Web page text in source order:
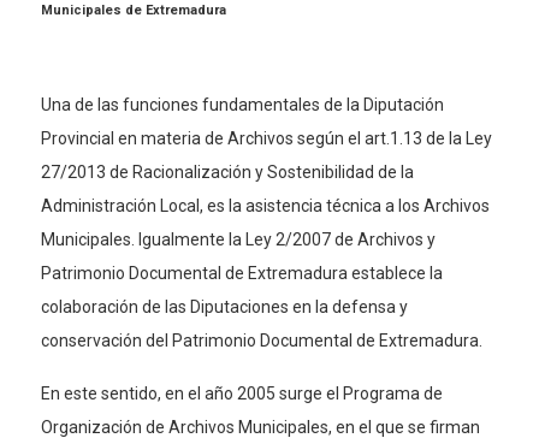
Municipales de Extremadura
Una de las funciones fundamentales de la Diputación
Provincial en materia de Archivos según el art.1.13 de la Ley
27/2013 de Racionalización y Sostenibilidad de la
Administración Local, es la asistencia técnica a los Archivos
Municipales. Igualmente la Ley 2/2007 de Archivos y
Patrimonio Documental de Extremadura establece la
colaboración de las Diputaciones en la defensa y
conservación del Patrimonio Documental de Extremadura.
En este sentido, en el año 2005 surge el Programa de
Organización de Archivos Municipales, en el que se firman